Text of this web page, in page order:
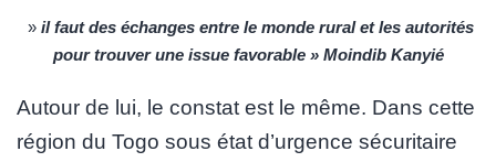
» il faut des échanges entre le monde rural et les autorités
pour trouver une issue favorable » Moindib Kanyié
Autour de lui, le constat est le même. Dans cette
région du Togo sous état d’urgence sécuritaire